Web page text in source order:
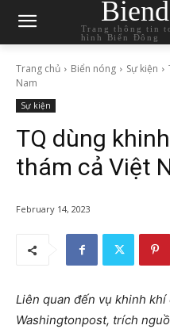
Trang thông tin
hình Biển Đông
Trang chủ Biển nóng Sự kiện
Nam
Sự kiện
TQ dùng
thám cả Việt
February 14, 2023
Liên quan đến vụ khinh
Washingtonpost, trích